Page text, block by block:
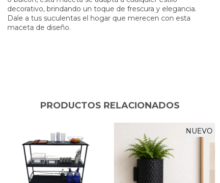
decorativo, brindando un toque de frescura y elegancia.
Dale a tus suculentas el hogar que merecen con esta
maceta de diseño.
PRODUCTOS RELACIONADOS
NUEVO